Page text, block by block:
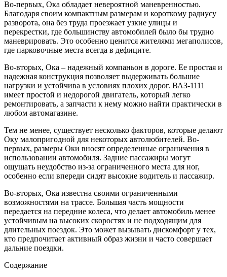
Во-первых, Ока обладает невероятной маневренностью.
Благодаря своим компактным размерам и короткому радиусу
разворота, она без труда проезжает узкие улицы и
перекрестки, где большинству автомобилей было бы трудно
маневрировать. Это особенно ценится жителями мегаполисов,
где парковочные места всегда в дефиците.
Во-вторых, Ока – надежный компаньон в дороге. Ее простая и
надежная конструкция позволяет выдерживать большие
нагрузки и устойчива в условиях плохих дорог. ВАЗ-1111
имеет простой и недорогой двигатель, который легко
ремонтировать, а запчасти к нему можно найти практически в
любом автомагазине.
Тем не менее, существует несколько факторов, которые делают
Оку малопригодной для некоторых автолюбителей. Во-
первых, размеры Оки вносят определенные ограничения в
использовании автомобиля. Задние пассажиры могут
ощущать неудобство из-за ограниченного места для ног,
особенно если впереди сидят высокие водитель и пассажир.
Во-вторых, Ока известна своими ограниченными
возможностями на трассе. Большая часть мощности
передается на передние колеса, что делает автомобиль менее
устойчивым на высоких скоростях и не подходящим для
длительных поездок. Это может вызывать дискомфорт у тех,
кто предпочитает активный образ жизни и часто совершает
дальние поездки.
Содержание